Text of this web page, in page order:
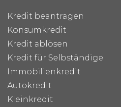
Kredit beantragen
Konsumkredit
Kredit ablösen
Kredit für Selbständige
Immobilienkredit
Autokredit
Kleinkredit